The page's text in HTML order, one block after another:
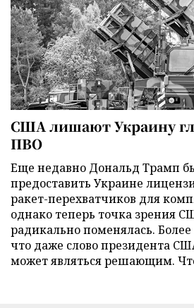
США лишают Украину
ПВО
Еще недавно Дональд Трамп
предоставить Украине
ракет-перехватчиков для
однако теперь точка зрения
радикально поменялась. Более
что даже слово президента
может являться решающим.